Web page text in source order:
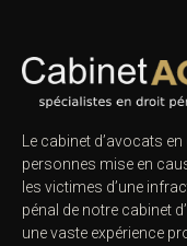
Le cabinet d’avocats
personnes mise en
les victimes d’une
pénal de notre cabinet
une vaste expérience